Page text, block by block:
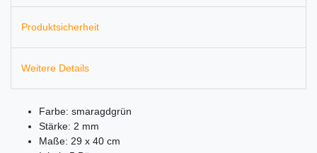
Produktsicherheit
Weitere Details
Farbe: smaragdgrün
Stärke: 2 mm
Maße: 29 x 40 cm